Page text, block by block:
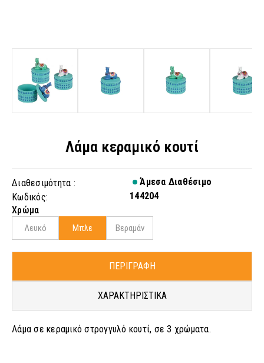
Λάμα κεραμικό κουτί
Διαθεσιμότητα :
Άμεσα Διαθέσιμο
Κωδικός:
144204
Χρώμα
Λευκό Μπλε Βεραμάν
ΠΕΡΙΓΡΑΦΗ
ΧΑΡΑΚΤΗΡΙΣΤΙΚΑ
Λάμα σε κεραμικό στρογγυλό κουτί, σε 3 χρώματα.